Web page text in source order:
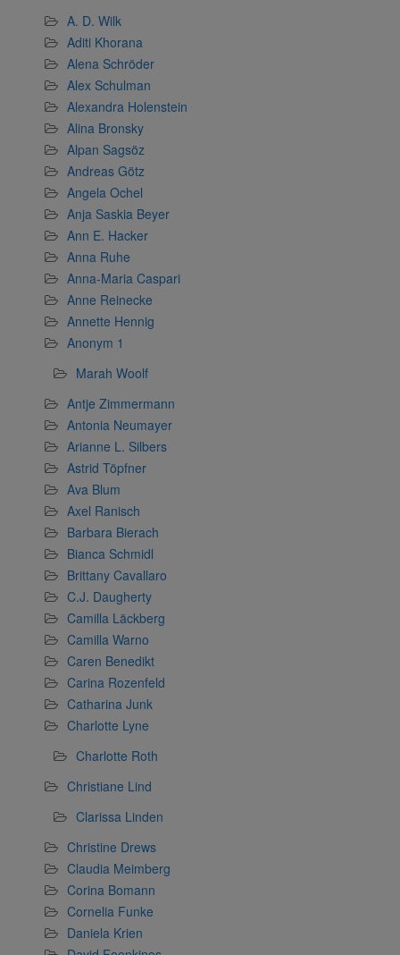
A. D. Wilk
Aditi Khorana
Alena Schröder
Alex Schulman
Alexandra Holenstein
Alina Bronsky
Alpan Sagsöz
Andreas Götz
Angela Ochel
Anja Saskia Beyer
Ann E. Hacker
Anna Ruhe
Anna-Maria Caspari
Anne Reinecke
Annette Hennig
Anonym 1
Marah Woolf
Antje Zimmermann
Antonia Neumayer
Arianne L. Silbers
Astrid Töpfner
Ava Blum
Axel Ranisch
Barbara Bierach
Bianca Schmidl
Brittany Cavallaro
C.J. Daugherty
Camilla Läckberg
Camilla Warno
Caren Benedikt
Carina Rozenfeld
Catharina Junk
Charlotte Lyne
Charlotte Roth
Christiane Lind
Clarissa Linden
Christine Drews
Claudia Meimberg
Corina Bomann
Cornelia Funke
Daniela Krien